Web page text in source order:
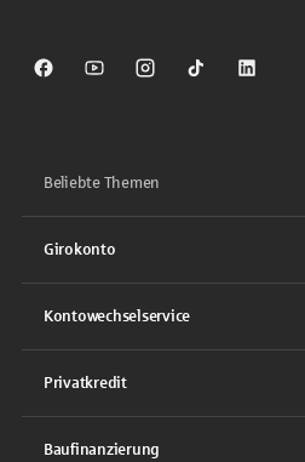
Sparkasse auf Facebook
Sparkasse auf Youtube
Sparkasse aufSparkasse auf
Beliebte Themen
Girokonto
Kontowechselservice
Privatkredit
Baufinanzierung